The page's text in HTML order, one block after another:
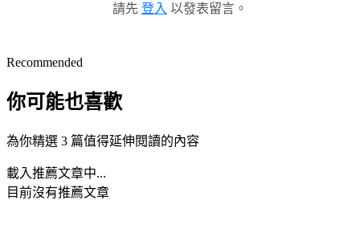
請先 登入 以發表留言。
Recommended
你可能也喜歡
為你精選 3 篇值得延伸閱讀的內容
載入推薦文章中...
目前沒有推薦文章